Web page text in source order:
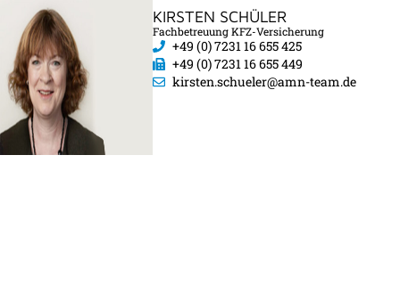
KIRSTEN SCHÜLER
Fachbetreuung KFZ-Versicherung
+49 (0) 7231 16 655 425
+49 (0) 7231 16 655 449
kirsten.schueler@amn-team.de